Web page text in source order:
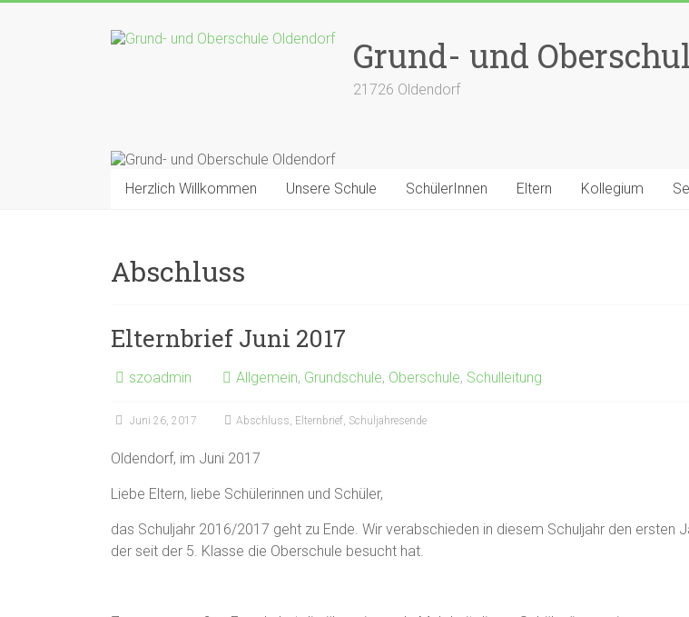
Grund- und
21726 Oldendorf
Herzlich Willkommen Unsere Schule SchülerInnen Eltern Kollegium
Abschluss
Elternbrief Juni 2017
szoadmin Allgemein, Grundschule, Oberschule, Schulleitung
Juni 26, 2017 Abschluss, Elternbrief, Schuljahresende
​​Oldendorf, im Juni 2017
Liebe Eltern, liebe Schülerinnen und Schüler,
das Schuljahr 2016/2017 geht zu Ende. Wir verabschieden in diesem Schuljahr den ersten
der seit der 5. Klasse die Oberschule besucht hat.